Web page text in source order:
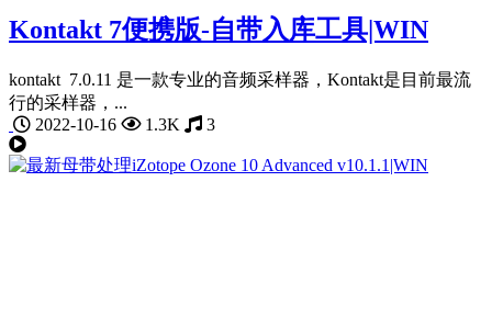
Kontakt 7便携版-自带入库工具|WIN
kontakt 7.0.11 是一款专业的音频采样器，Kontakt是目前最流
行的采样器，...
2022-10-16
1.3K 3